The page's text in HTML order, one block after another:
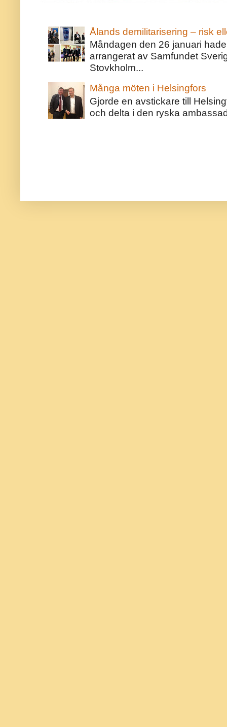
Ålands demilitarisering – risk
Måndagen den 26 januari
arrangerat av Samfundet
Stovkholm...
Många möten i Helsingfors
Gjorde en avstickare till
och delta i den ryska